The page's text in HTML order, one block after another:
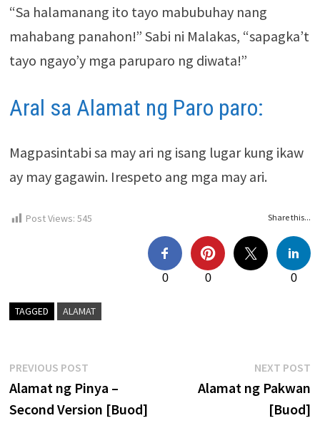
“Sa halamanang ito tayo mabubuhay nang
mahabang panahon!” Sabi ni Malakas, “sapagka’t
tayo ngayo’y mga paruparo ng diwata!”
Aral sa Alamat ng Paro paro:
Magpasintabi sa may ari ng isang lugar kung ikaw
ay may gagawin. Irespeto ang mga may ari.
Share this...
0 0 0
Post Views: 545
TAGGED ALAMAT
Post
navigation
PREVIOUS POSTPrevious
post:
Alamat ng Pinya –
Second Version [Buod]
NEXT POST
Alamat ng Pakwan
[Buod]